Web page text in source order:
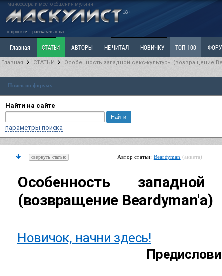
маносфера и место общения мужчин
18+
о проекте рассказать о нас
Главная СТАТЬИ АВТОРЫ НЕ ЧИТАЛ НОВИЧКУ ТОП-100
Ветка: Наболевшее. Выскажись!
РАЗДЕЛ: Разное
Главная СТАТЬИ Особенность западной секс-культуры (возвращение
Поиск по форуму
Найти на сайте:
параметры поиска
свернуть статью Автор статьи: Beardyman (анкета)
Особенность западной
(возвращение Beardyman'а)
Новичок, начни здесь!